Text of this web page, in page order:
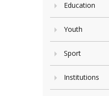
Education
Youth
Sport
Institutions